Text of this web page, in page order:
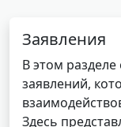
Заявления
В этом
заявлений,
Здесь